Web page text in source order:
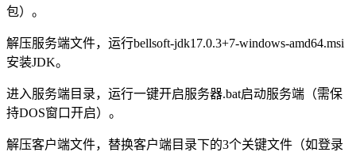
包）。
解压服务端文件，运行bellsoft-jdk17.0.3+7-windows-amd64.msi
安装JDK。
进入服务端目录，运行一键开启服务器.bat启动服务端（需保
持DOS窗口开启）。
解压客户端文件，替换客户端目录下的3个关键文件（如登录